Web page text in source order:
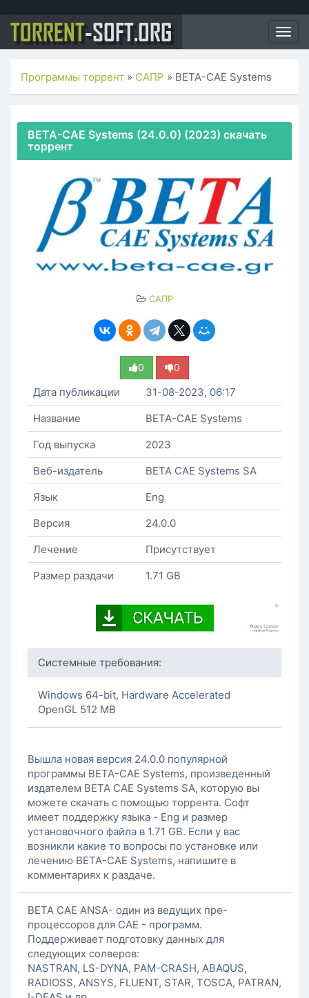
TORRENT-SOFT.ORG
Программы торрент » САПР » BETA-CAE Systems
BETA-CAE Systems (24.0.0) (2023) скачать
торрент
САПР
0 0
Дата публикации
31-08-2023, 06:17
Название
BETA-CAE Systems
Год выпуска
2023
Веб-издатель
BETA CAE Systems SA
Язык
Eng
Версия
24.0.0
Лечение
Присутствует
Размер раздачи
1.71 GB
Системные требования:
Windows 64-bit, Hardware Accelerated
OpenGL 512 MB
Вышла новая версия 24.0.0 популярной
программы BETA-CAE Systems, произведенный
издателем BETA CAE Systems SA, которую вы
можете скачать с помощью торрента. Софт
имеет поддержку языка - Eng и размер
установочного файла в 1.71 GB. Если у вас
возникли какие то вопросы по установке или
лечению BETA-CAE Systems, напишите в
комментариях к раздаче.
BETA CAE ANSA- oдин из ведущих пре-
процессоров для CAE - программ.
Поддерживает подготовку данных для
следующих солверов:
NASTRAN, LS-DYNA, PAM-CRASH, ABAQUS,
RADIOSS, ANSYS, FLUENT, STAR, TOSCA, PATRAN,